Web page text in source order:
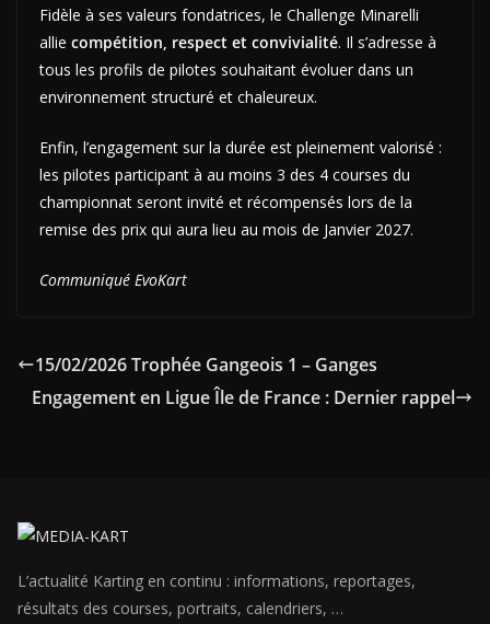
Fidèle à ses valeurs fondatrices, le Challenge Minarelli
allie compétition, respect et convivialité. Il s’adresse à
tous les profils de pilotes souhaitant évoluer dans un
environnement structuré et chaleureux.
Enfin, l’engagement sur la durée est pleinement valorisé :
les pilotes participant à au moins 3 des 4 courses du
championnat seront invité et récompensés lors de la
remise des prix qui aura lieu au mois de Janvier 2027.
Communiqué EvoKart
15/02/2026 Trophée Gangeois 1 – Ganges
Engagement en Ligue Île de France : Dernier rappel
L’actualité Karting en continu : informations, reportages,
résultats des courses, portraits, calendriers, …